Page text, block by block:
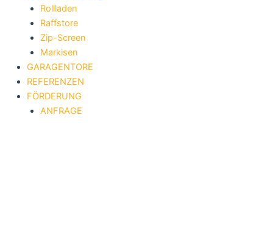
Rollladen
Raffstore
Zip-Screen
Markisen
GARAGENTORE
REFERENZEN
FÖRDERUNG
ANFRAGE